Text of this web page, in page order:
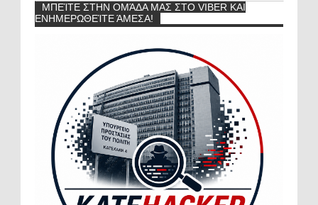
ΜΠΕΊΤΕ ΣΤΗΝ ΟΜΆΔΑ ΜΑΣ ΣΤΟ VIBER ΚΑΙ
ΕΝΗΜΕΡΩΘΕΊΤΕ ΆΜΕΣΑ!